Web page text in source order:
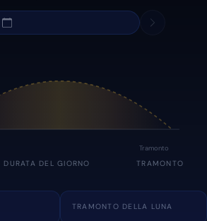
Tramonto
DURATA DEL GIORNO TRAMONTO
TRAMONTO DELLA LUNA